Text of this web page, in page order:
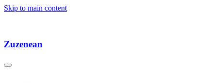
Skip to main content
Zuzenean